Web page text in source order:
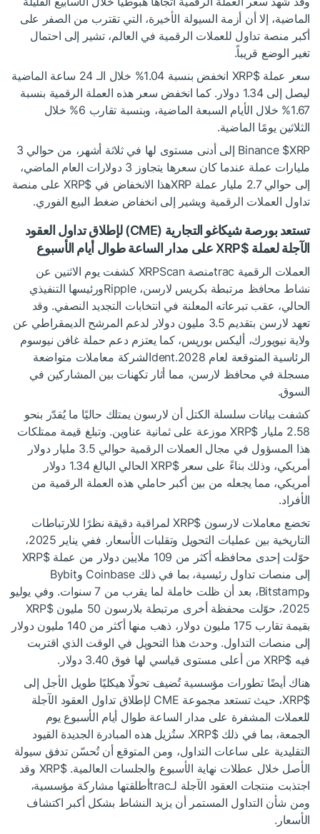
الماضية، إلا أن أزمة السيولة الأخيرة، التي تقترب من الصفر على
أكبر منصة تداول للعملات الرقمية في العالم، تشير إلى احتمال
تغير الوضع قريباً.
سعر عملة$XRP انخفض بنسبة
1.04% خلال الـ 24 ساعة الماضية
ليصل إلى 1.34 دولار. كما انخفض سعر هذه العملة الرقمية بنسبة
1.67% خلال الأيام السبعة الماضية، وبنسبة تقارب 6% خلال
الثلاثين يومًا الماضية.
Binance $XRP
إلى أدنى مستوى لها في ثلاثة أشهر، من حوالي 3
مليارات عملة عندما كان سعرها يتجاوز 3 دولارات العام الماضي،
إلى حوالي 2.7 مليار عملة XRPهذا الانخفاض في
$XRP
على منصة
تداول العملات الرقمية ويشير إلى انخفاض ضغط البيع الفوري.
تستعد بورصة شيكاغو التجارية (CME) لإطلاق تداول العقود
الآجلة لعملة $XRP على مدار الساعة طوال أيام الأسبوع
العملات الرقمية tracمنصة XRPScan كشفت يوم الاثنين عن
نشاط محافظ مرتبطة بكريس لارسن، Rippleورئيسها التنفيذي
الحالي، عقب تبرعاته المعلنة في انتخابات التجديد النصفي. وقد
تعهد لارسن بتقديم 3.5 مليون دولار لدعم المرشح الديمقراطي عن
ولاية نيويورك، أليكس بوريس، كما يعتزم دعم حملة غافن نيوسوم
الرئاسية المتوقعة لعام 2028.dentالشركة معاملات متواضعة
مسجلة في محافظ لارسن، مما أثار تكهنات بين المشاركين في
السوق.
كشفت بيانات سلسلة الكتل أن لارسون يمتلك حاليًا ما يُقدّر بنحو
2.58 مليار
$XRP
موزعة على ثمانية عناوين. وتبلغ قيمة ممتلكات
هذا المسؤول في مجال العملات الرقمية حوالي 3.5 مليار دولار
أمريكي، وذلك بناءً على سعر$XRP
الحالي البالغ 1.34 دولار
أمريكي، مما يجعله من بين أكبر حاملي هذه العملة الرقمية من
الأفراد.
تخضع معاملات لارسون $XRP
لمراقبة دقيقة نظرًا للارتباطات
التاريخية بين عمليات التحويل وتقلبات الأسعار. ففي يناير 2025،
حوّلت إحدى محافظه أكثر من 109 ملايين دولار من عملة
$XRP
إلى منصات تداول رئيسية، بما في ذلك Coinbase وBybit
وBitstamp، بعد أن ظلت خاملة لما يقرب من 7 سنوات. وفي يوليو
2025، حوّلت محفظة أخرى مرتبطة بلارسون 50 مليون
$XRP
بقيمة تقارب 175 مليون دولار، ذهب منها أكثر من 140 مليون دولار
إلى منصات التداول. وحدث هذا التحويل في الوقت الذي اقتربت
فيه $XRP
من أعلى مستوى قياسي لها فوق 3.40 دولار.
هناك أيضًا تطورات مؤسسية تُضيف تحولًا هيكليًا طويل الأجل إلى
$XRP
، حيث تستعد مجموعة CME لإطلاق تداول العقود الآجلة
للعملات المشفرة على مدار الساعة طوال أيام الأسبوع يوم
الجمعة، بما في ذلك$XRP
. ستُزيل هذه المبادرة الجديدة القيود
التقليدية على ساعات التداول، ومن المتوقع أن تُحسّن تدفق سيولة
الأصل خلال عطلات نهاية الأسبوع والجلسات العالمية.$XRP
وقد
اجتذبت منتجات العقود الآجلة
لـtracأطلقتها مشاركة مؤسسية،
ومن شأن التداول المستمر أن يزيد النشاط بشكل أكبر اكتشاف
الأسعار.